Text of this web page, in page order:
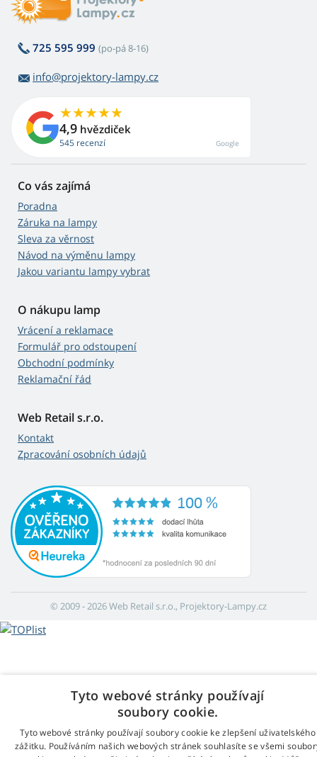
725 595 999 (po-pá 8-16)
info@projektory-lampy.cz
4,9 hvězdiček
545 recenzí Google
Co vás zajímá
Poradna
Záruka na lampy
Sleva za věrnost
Návod na výměnu lampy
Jakou variantu lampy vybrat
O nákupu lamp
Vrácení a reklamace
Formulář pro odstoupení
Obchodní podmínky
Reklamační řád
Web Retail s.r.o.
Kontakt
Zpracování osobních údajů
© 2009 - 2026 Web Retail s.r.o., Projektory-Lampy.cz
Tyto webové stránky používají
soubory cookie.
Tyto webové stránky používají soubory cookie ke zlepšení uživatelského
zážitku. Používáním našich webových stránek souhlasíte se všemi